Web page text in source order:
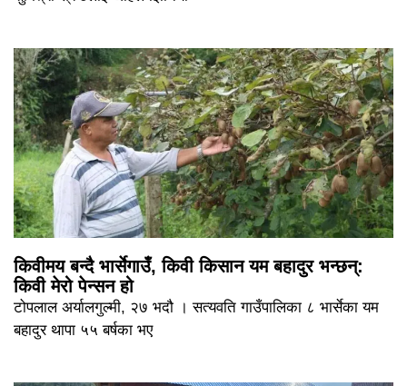
किवीमय बन्दै भार्सेगाउँ, किवी किसान यम बहादुर भन्छन्:
किवी मेरो पेन्सन हो
टोपलाल अर्यालगुल्मी, २७ भदौ । सत्यवति गाउँपालिका ८ भार्सेका यम
बहादुर थापा ५५ बर्षका भए